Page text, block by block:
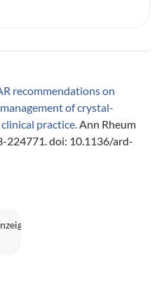
recommendations on
of crystal-
practice. Ann Rheum
224771. doi: 10.1136/ard-